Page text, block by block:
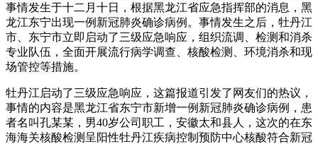
事情发生于十二月十日，根据黑龙江省应急指挥部的消息，黑
龙江东宁出现一例新冠肺炎确诊病例。事情发生之后，牡丹江
市、东宁市立即启动了三级应急响应，组织流调、检测和消杀
专业队伍，全面开展流行病学调查、核酸检测、环境消杀和现
场管控等措施。
牡丹江启动了三级应急响应，这篇报道引发了网友们的热议，
事情的内容是黑龙江省东宁市新增一例新冠肺炎确诊病例，患
者名叫孔某某，男40岁公司职工，安徽太和县人，这次的在东
海海关核酸检测呈阳性牡丹江疾病控制预防中心核酸符合新冠